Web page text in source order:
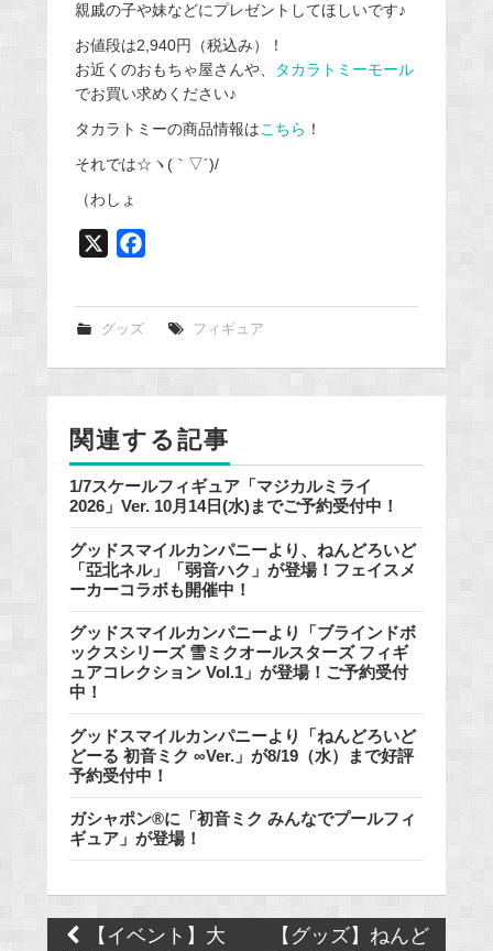
親戚の子や妹などにプレゼントしてほしいです♪
お値段は2,940円（税込み）！
お近くのおもちゃ屋さんや、
タカラトミーモール
でお買い求めください♪
タカラトミーの商品情報はこちら ！
それでは☆ヽ(｀▽´)/
（わしょ
k
グッズ フィギュア
関連する記事
1/7スケールフィギュア「マジカルミライ
2026」Ver. 10月14日(水)までご予約受付中！
グッドスマイルカンパニーより、ねんどろいど
「亞北ネル」「弱音ハク」が登場！フェイスメ
ーカーコラボも開催中！
グッドスマイルカンパニーより「ブラインドボ
ックスシリーズ 雪ミクオールスターズ フィギ
ュアコレクション Vol.1」が登場！ご予約受付
中！
グッドスマイルカンパニーより「ねんどろいど
どーる 初音ミク ∞Ver.」が8/19（水）まで好評
予約受付中！
ガシャポン®に「初音ミク みんなでプールフィ
ギュア」が登場！
Post【イベント】大
【グッズ】ねんど